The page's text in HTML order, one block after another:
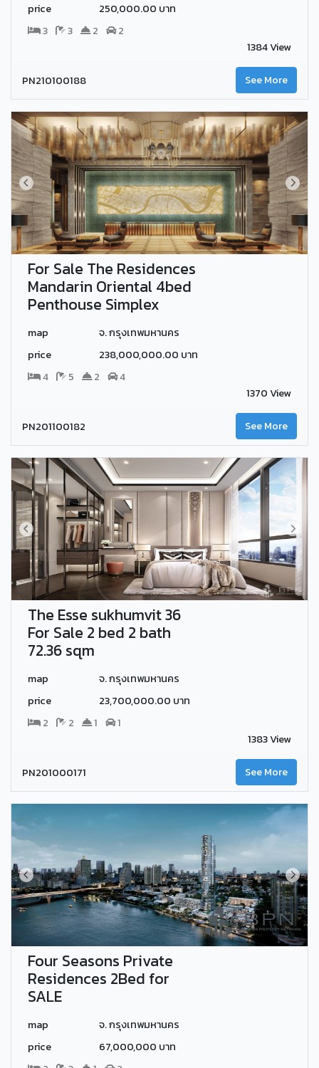
price
250,000.00 บาท
3
3 2
2
1384 View
PN210100188 See More
For Sale The Residences
Mandarin Oriental 4bed
Penthouse Simplex
map
จ. กรุงเทพมหานคร
price
238,000,000.00 บาท
4
5 2
4
1370 View
PN201100182 See More
The Esse sukhumvit 36
For Sale 2 bed 2 bath
72.36 sqm
map
จ. กรุงเทพมหานคร
price
23,700,000.00 บาท
2
2 1
1
1383 View
PN201000171 See More
Four Seasons Private
Residences 2Bed for
SALE
map
จ. กรุงเทพมหานคร
price
67,000,000 บาท